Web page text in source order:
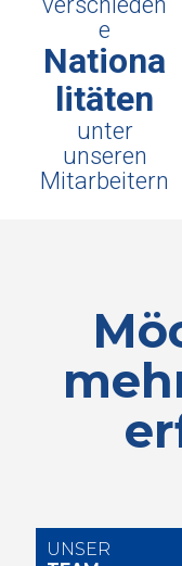
e
Nationa
litäten
unter
unseren
Mitarbeitern
UNSER